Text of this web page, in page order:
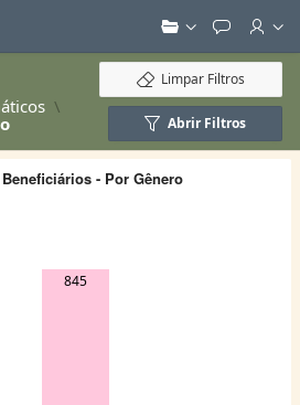
Limpar Filtros
Abrir Filtros
845
- Por Gênero